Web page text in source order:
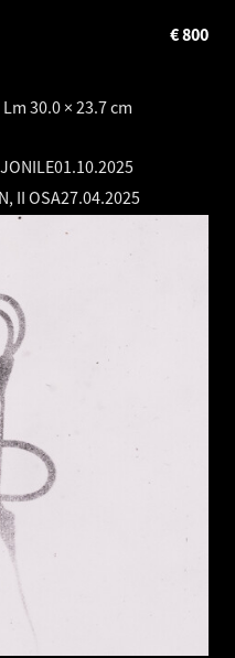
30.0 × 23.7 cm
800
€
01.10.2025
II OSA27.04.2025